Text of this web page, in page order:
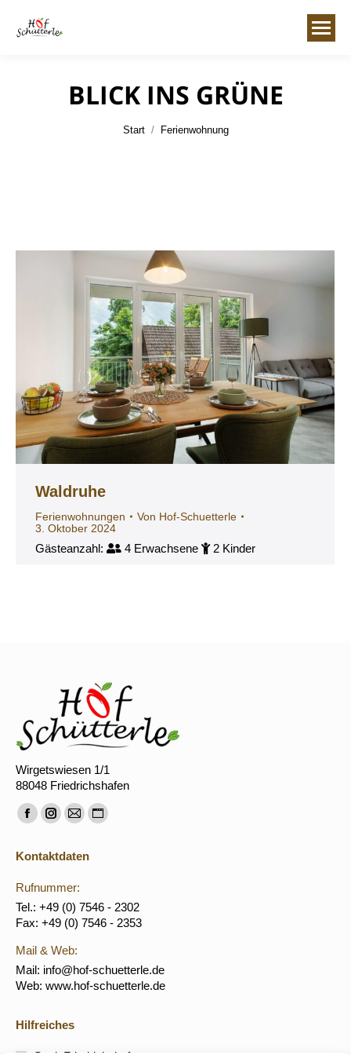
BLICK INS GRÜNE
Start Ferienwohnung
Waldruhe
Ferienwohnungen Von Hof-Schuetterle
3. Oktober 2024
Gästeanzahl: 4 Erwachsene 2 Kinder
Wirgetswiesen 1/1
88048 Friedrichshafen
Finden Sie uns auf:
Facebook
opens
in
new
window
Instagram
opens
in
new
window
E-
page
opens
in
new
Website
new
window
Kontaktdaten
Rufnummer:
Tel.: +49 (0) 7546 - 2302
Fax: +49 (0) 7546 - 2353
Mail & Web:
Mail: info@hof-schuetterle.de
Web: www.hof-schuetterle.de
Hilfreiches